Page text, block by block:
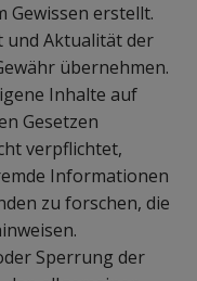
Gewissen erstellt.
und Aktualität der
übernehmen.
Inhalte auf
Gesetzen
verpflichtet,
Informationen
zu forschen, die
Sperrung der